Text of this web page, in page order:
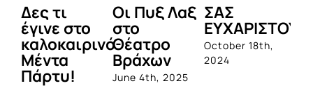
Δες τι
έγινε στο
καλοκαιρινό
Μέντα
Πάρτυ!
Οι Πυξ Λαξ
στο
Θέατρο
Βράχων
June 4th, 2025
ΣΑΣ
ΕΥΧΑΡΙΣΤΟΥΜΕ!
October 18th,
2024
1η